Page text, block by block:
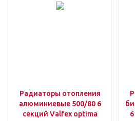
Радиаторы отопления
алюминиевые 500/80 6
секций Valfex optima